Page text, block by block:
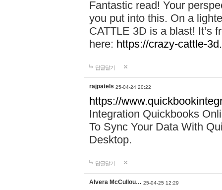
Fantastic read! Your
you put into this. On a
CATTLE 3D is a blast! It’s
here: https://crazy-cattle-
답글달기
rajpatels 25-04-24 20:22
https://
Integration Quickbooks
To Sync Your Data With
Desktop.
답글달기
Alvera McCullou… 25-04-25 12:29